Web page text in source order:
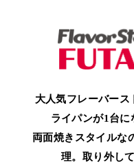
大人気フレーバー
ライパンが1台に
両面焼きスタイルな
理。取り外し